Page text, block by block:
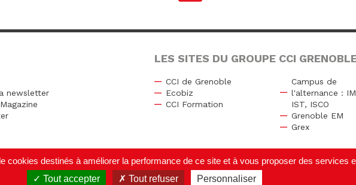
newsletter
LES SITES DU GROUPE CCI
CCI de Grenoble
Ecobiz
CCI Formation
Campus de
l'alternance :
IST, ISCO
Grenoble EM
Grex
cookies destinés à améliorer la performance de ce site et à vous proposer des services
Tout accepter
Tout refuser Personnaliser